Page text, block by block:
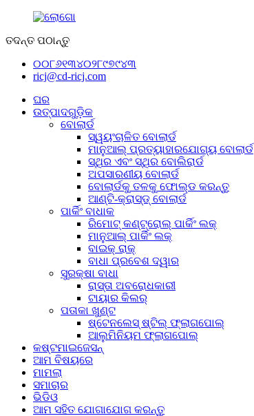
ତଦନ୍ତ ପଠାନ୍ତୁ
୦୦୮୬୧୩୪୦୨୮୯୭୯୪୩
ricj@cd-ricj.com
ଘର
ଉତ୍ପାଦଗୁଡ଼ିକ
ବୋଲାର୍ଡ
ସ୍ୱୟଂଚାଳିତ ବୋଲାର୍ଡ
ମାନୁଆଲ୍ ପ୍ରତ୍ୟାହାରଯୋଗ୍ୟ ବୋଲାର୍ଡ
ସ୍ଥିର ଏବଂ ସ୍ଥିର ବୋଲିରାର୍ଡ
ଅପସାରଣୀୟ ବୋଲାର୍ଡ
ବୋଲାର୍ଡକୁ ତଳକୁ ଫୋଲ୍ଡ କରନ୍ତୁ
ଆଣ୍ଟି-କ୍ରାସ୍ଡ୍ ବୋଲାର୍ଡ
ପାର୍କିଂ ବାଧାକ
ରିମୋଟ୍ କଣ୍ଟ୍ରୋଲ୍ ପାର୍କିଂ ଲକ୍
ମାନୁଆଲ୍ ପାର୍କିଂ ଲକ୍
ବାଇକ୍ ରାକ୍
ବାଧା ପ୍ରବେଶ ଦ୍ୱାର
ସୁରକ୍ଷା ବାଧା
ରାସ୍ତା ଅବରୋଧକାରୀ
ଟାୟାର କିଲର୍‌
ପତାକା ଖୁଣ୍ଟ
ଷ୍ଟେନଲେସ୍ ଷ୍ଟିଲ୍ ଫ୍ଲାଗପୋଲ୍
ଆଲୁମିନିୟମ ଫ୍ଲାଗପୋଲ୍
କଷ୍ଟମାଇଜେସନ୍
ଆମ ବିଷୟରେ
ମାମଲା
ସମାଚାର
ଭିଡିଓ
ଆମ ସହିତ ଯୋଗାଯୋଗ କରନ୍ତୁ